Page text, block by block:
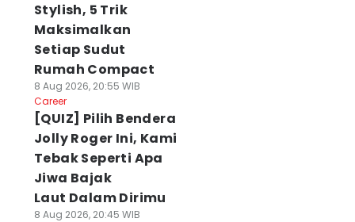
Stylish, 5 Trik
Maksimalkan
Setiap Sudut
Rumah Compact
8 Aug 2026, 20:55 WIB
Career
[QUIZ] Pilih Bendera
Jolly Roger Ini, Kami
Tebak Seperti Apa
Jiwa Bajak
Laut Dalam Dirimu
8 Aug 2026, 20:45 WIB